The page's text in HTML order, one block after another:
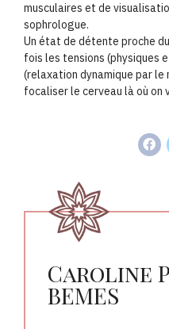
musculaires et de
sophrologue.
Un état de détente proche
fois les tensions (physiques
(relaxation dynamique par le
focaliser le cerveau là où on
Caroline
BEMES